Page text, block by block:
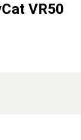
VR50